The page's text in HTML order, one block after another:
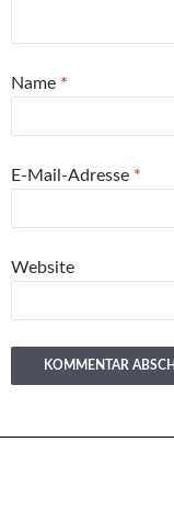
Name *
E-Mail-Adresse *
Website